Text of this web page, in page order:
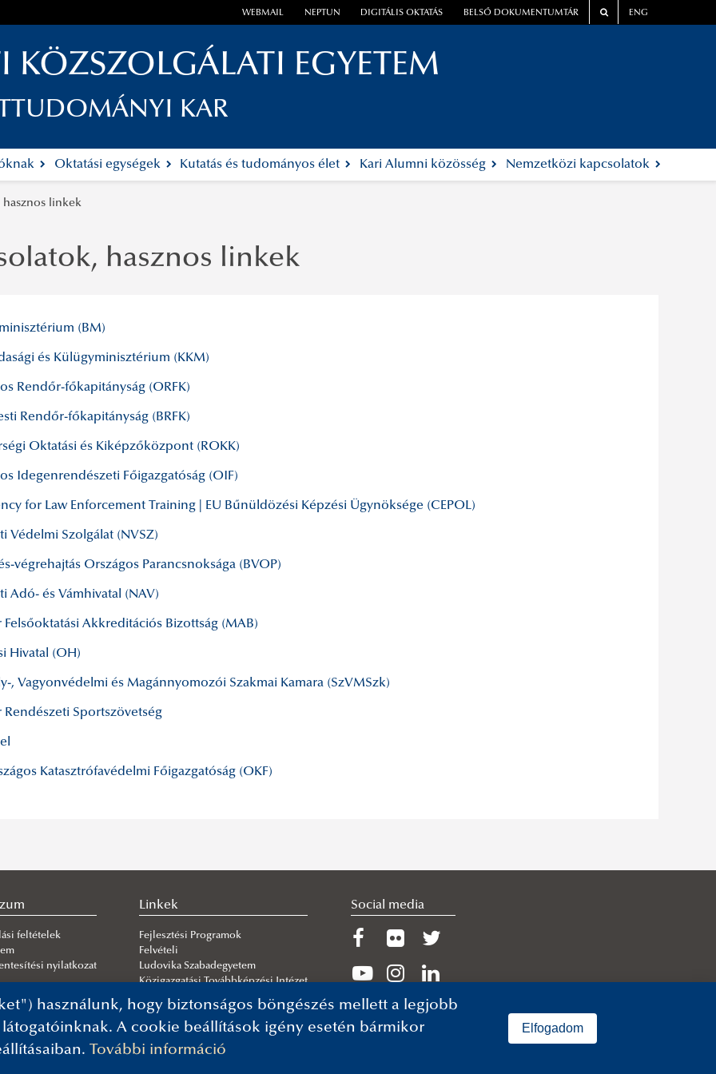
WEBMAIL NEPTUN DIGITÁLIS OKTATÁS BELSŐ DOKUMENTUMTÁR ENG
KÖZSZOLGÁLATI EGYETEM
KAR
Oktatási egységek Kutatás és tudományos élet Kari Alumni közösség Nemzetközi kapcsolatok
hasznos linkek
hasznos linkek
(BM)
és Külügyminisztérium (KKM)
Rendőr-főkapitányság (ORFK)
Rendőr-főkapitányság (BRFK)
Oktatási és Kiképzőközpont (ROKK)
Idegenrendészeti Főigazgatóság (OIF)
for Law Enforcement Training | EU Bűnüldözési Képzési Ügynöksége (CEPOL)
Védelmi Szolgálat (NVSZ)
végrehajtás Országos Parancsnoksága (BVOP)
Adó- és Vámhivatal (NAV)
Felsőoktatási Akkreditációs Bizottság (MAB)
Hivatal (OH)
, Vagyonvédelmi és Magánnyomozói Szakmai Kamara (SzVMSzk)
Rendészeti Sportszövetség
Katasztrófavédelmi Főigazgatóság (OKF)
feltételek
nyilatkozat
Linkek
Fejlesztési Programok
Felvételi
Ludovika Szabadegyetem
Közigazgatási Továbbképzési Intézet
Social media
használunk, hogy biztonságos böngészés mellett a legjobb
A cookie beállítások igény esetén bármikor
További információ
Elfogadom